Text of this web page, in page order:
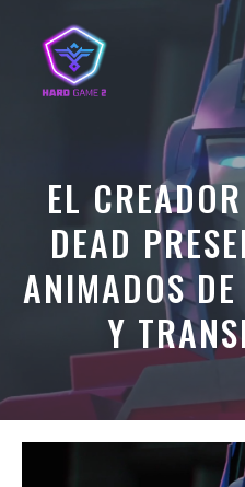
contenido
EL
DEAD
ANIMADOS
Y